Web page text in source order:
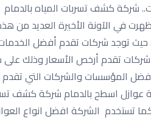
شركة كشف تسربات المياه
في الآونة الأخيرة العديد
توجد شركات تقدم أفضل الخدمات
تقدم أرخص الأسعار وذلك
المؤسسات والشركات التي
عوازل اسطح بالدمام شركة كشف
تستخدم الشركة افضل انواع